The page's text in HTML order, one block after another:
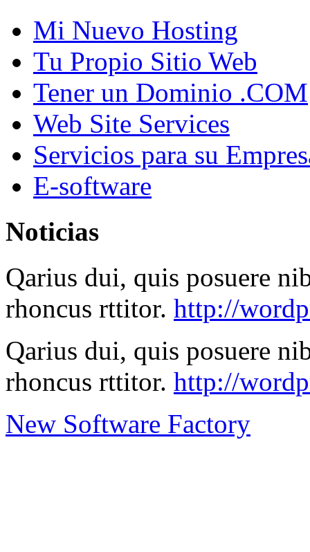
Mi Nuevo Hosting
Tu Propio Sitio Web
Tener un Dominio .COM
Web Site Services
Servicios para su
E-software
Noticias
Qarius dui, quis posuere
rhoncus rttitor. http://
Qarius dui, quis posuere
rhoncus rttitor. http://
New Software Factory